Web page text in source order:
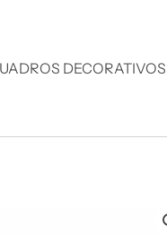
DECORATIVOS